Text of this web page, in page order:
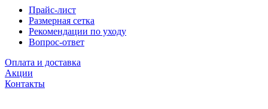
Прайс-лист
Размерная сетка
Рекомендации по уходу
Вопрос-ответ
Оплата и доставка
Акции
Контакты